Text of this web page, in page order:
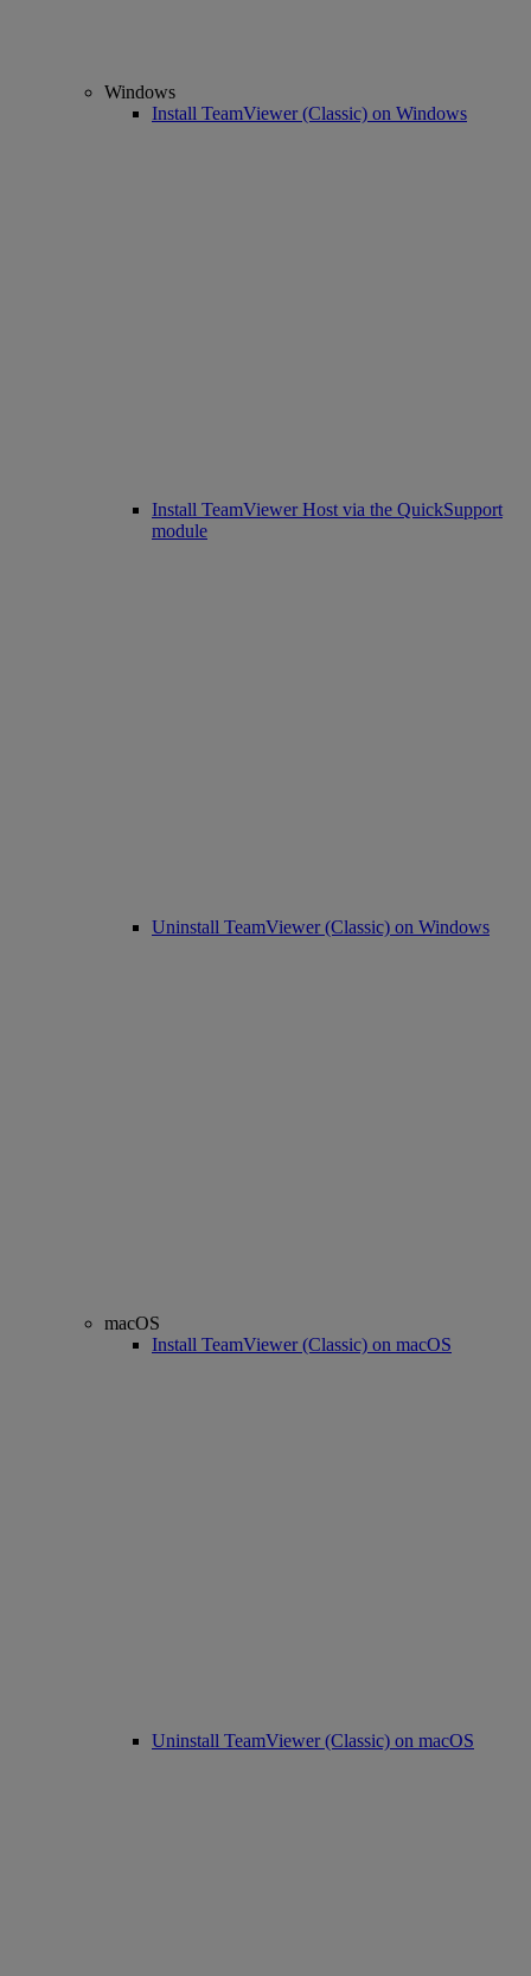
Windows
Install TeamViewer (Classic) on Windows
Install TeamViewer Host via the QuickSupport
module
Uninstall TeamViewer (Classic) on Windows
macOS
Install TeamViewer (Classic) on macOS
Uninstall TeamViewer (Classic) on macOS